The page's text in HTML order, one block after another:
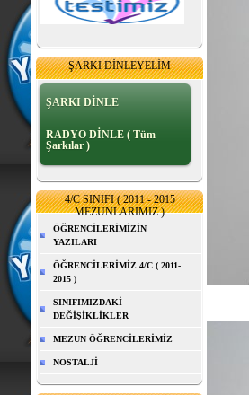
ŞARKI DİNLEYELİM
ŞARKI DİNLE
RADYO DİNLE ( Tüm
Şarkılar )
4/C SINIFI ( 2011 - 2015
MEZUNLARIMIZ )
ÖĞRENCİLERİMİZİN
YAZILARI
ÖĞRENCİLERİMİZ 4/C ( 2011-
2015 )
SINIFIMIZDAKİ
DEĞİŞİKLİKLER
MEZUN ÖĞRENCİLERİMİZ
NOSTALJİ